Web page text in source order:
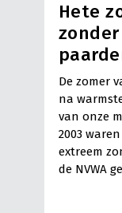
Hete
De zomer
na
van onze
2003
extreem
de NVWA